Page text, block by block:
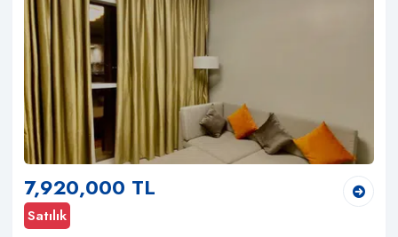
7,920,000 TL
Satılık